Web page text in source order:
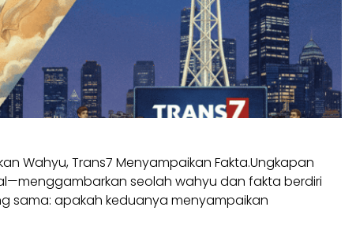
Wahyu, Trans7 Menyampaikan Fakta.Ungkapan
seolah wahyu dan fakta berdiri
sama: apakah keduanya menyampaikan